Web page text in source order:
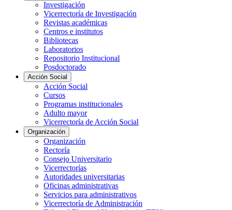
Investigación
Vicerrectoría de Investigación
Revistas académicas
Centros e institutos
Bibliotecas
Laboratorios
Repositorio Institucional
Posdoctorado
Acción Social
Acción Social
Cursos
Programas institucionales
Adulto mayor
Vicerrectoría de Acción Social
Organización
Organización
Rectoría
Consejo Universitario
Vicerrectorías
Autoridades universitarias
Oficinas administrativas
Servicios para administrativos
Vicerrectoría de Administración